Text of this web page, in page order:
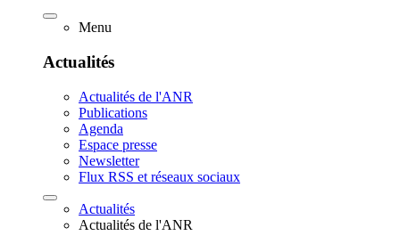
Menu
Actualités
Actualités de l'ANR
Publications
Agenda
Espace presse
Newsletter
Flux RSS et réseaux sociaux
Actualités
Actualités de l'ANR